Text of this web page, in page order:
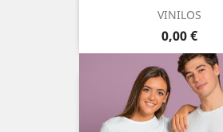
VINILOS
Precio
0,00 €